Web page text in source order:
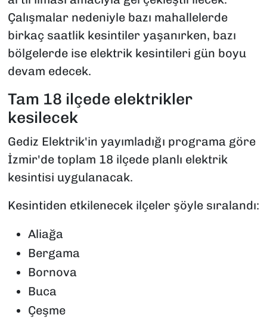
Çalışmalar nedeniyle bazı mahallelerde
birkaç saatlik kesintiler yaşanırken, bazı
bölgelerde ise elektrik kesintileri gün boyu
devam edecek.
Tam 18 ilçede elektrikler
kesilecek
Gediz Elektrik'in yayımladığı programa göre
İzmir'de toplam 18 ilçede planlı elektrik
kesintisi uygulanacak.
Kesintiden etkilenecek ilçeler şöyle sıralandı:
Aliağa
Bergama
Bornova
Buca
Çeşme